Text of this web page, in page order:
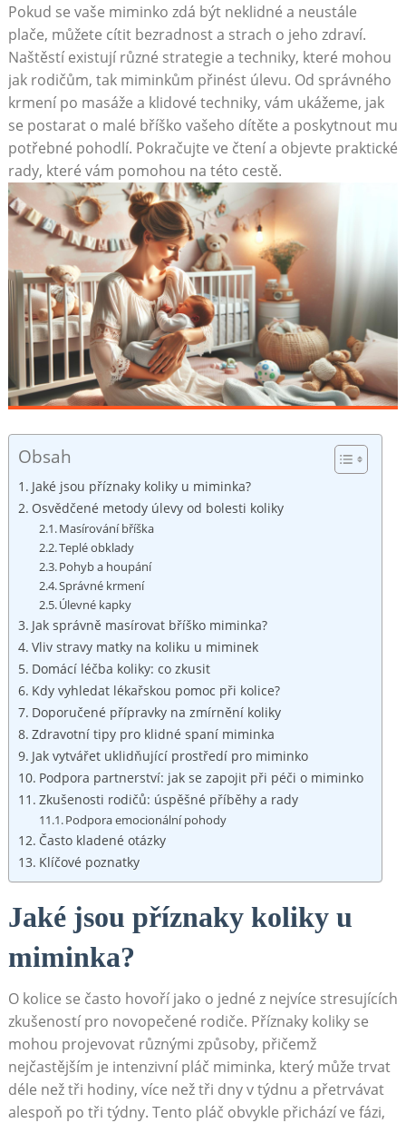
Pokud se vaše miminko zdá být neklidné a neustále
plače, můžete cítit bezradnost a strach o jeho zdraví.
Naštěstí existují různé strategie a techniky, které mohou
jak rodičům, tak miminkům přinést úlevu. Od správného
krmení po masáže a klidové techniky, vám ukážeme, jak
se postarat o malé bříško vašeho dítěte a poskytnout mu
potřebné pohodlí. Pokračujte ve čtení a objevte praktické
rady, které vám pomohou na této cestě.
Obsah
Jaké jsou příznaky koliky u miminka?
Osvědčené metody úlevy od bolesti koliky
Masírování bříška
Teplé obklady
Pohyb a houpání
Správné krmení
Úlevné kapky
Jak správně masírovat bříško miminka?
Vliv stravy matky na koliku u miminek
Domácí léčba koliky: co zkusit
Kdy vyhledat lékařskou pomoc při kolice?
Doporučené přípravky na zmírnění koliky
Zdravotní tipy pro klidné spaní miminka
Jak vytvářet uklidňující prostředí pro miminko
Podpora partnerství: jak se zapojit při péči o miminko
Zkušenosti rodičů: úspěšné příběhy a rady
Podpora emocionální pohody
Často kladené otázky
Klíčové poznatky
Jaké jsou příznaky koliky u
miminka?
O kolice se často hovoří jako o jedné z nejvíce stresujících
zkušeností pro novopečené rodiče. Příznaky koliky se
mohou projevovat různými způsoby, přičemž
nejčastějším je intenzivní pláč miminka, který může trvat
déle než tři hodiny, více než tři dny v týdnu a přetrvávat
alespoň po tři týdny. Tento pláč obvykle přichází ve fázi,